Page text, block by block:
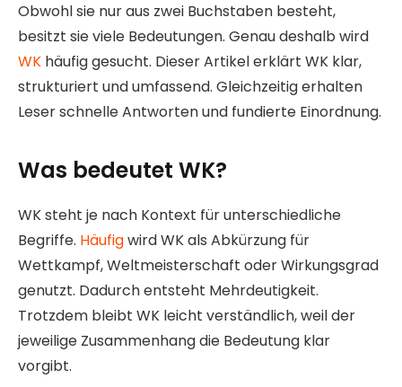
Obwohl sie nur aus zwei Buchstaben besteht,
besitzt sie viele Bedeutungen. Genau deshalb wird
WK häufig gesucht. Dieser Artikel erklärt WK klar,
strukturiert und umfassend. Gleichzeitig erhalten
Leser schnelle Antworten und fundierte Einordnung.
Was bedeutet WK?
WK steht je nach Kontext für unterschiedliche
Begriffe. Häufigwird WK als Abkürzung für
Wettkampf, Weltmeisterschaft oder Wirkungsgrad
genutzt. Dadurch entsteht Mehrdeutigkeit.
Trotzdem bleibt WK leicht verständlich, weil der
jeweilige Zusammenhang die Bedeutung klar
vorgibt.